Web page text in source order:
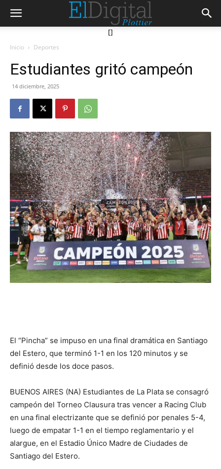
[]
Inicio Deportes
Estudiantes gritó campeón
14 diciembre, 2025
El “Pincha” se impuso en una final dramática en Santiago
del Estero, que terminó 1-1 en los 120 minutos y se
definió desde los doce pasos.
BUENOS AIRES (NA) Estudiantes de La Plata se consagró
campeón del Torneo Clausura tras vencer a Racing Club
en una final electrizante que se definió por penales 5-4,
luego de empatar 1-1 en el tiempo reglamentario y el
alargue, en el Estadio Único Madre de Ciudades de
Santiago del Estero.